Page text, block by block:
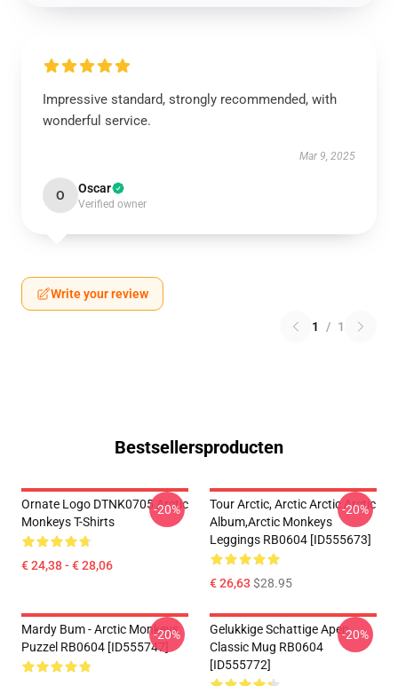
Impressive standard, strongly recommended, with
wonderful service.
Mar 9, 2025
O Oscar
Verified owner
Write your review
1 / 1
Bestsellersproducten
Ornate Logo DTNK0705 Arctic
Monkeys T-Shirts
€ 24,38 - € 28,06
-20%
Tour Arctic, Arctic Arctic Arctic
Album,arctic Monkeys
Leggings RB0604 [ID555673]
€ 26,63 $28.95
-20%
Mardy Bum - Arctic Monkeys
Puzzel RB0604 [ID555747]
-20%
Gelukkige Schattige Apen
Classic Mug RB0604
[ID555772]
-20%